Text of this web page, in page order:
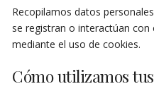
Recopilamos datos
se registran o interactúan
mediante el uso de cookies.
Cómo utilizamos